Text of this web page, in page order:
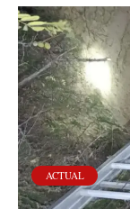
ACTUAL